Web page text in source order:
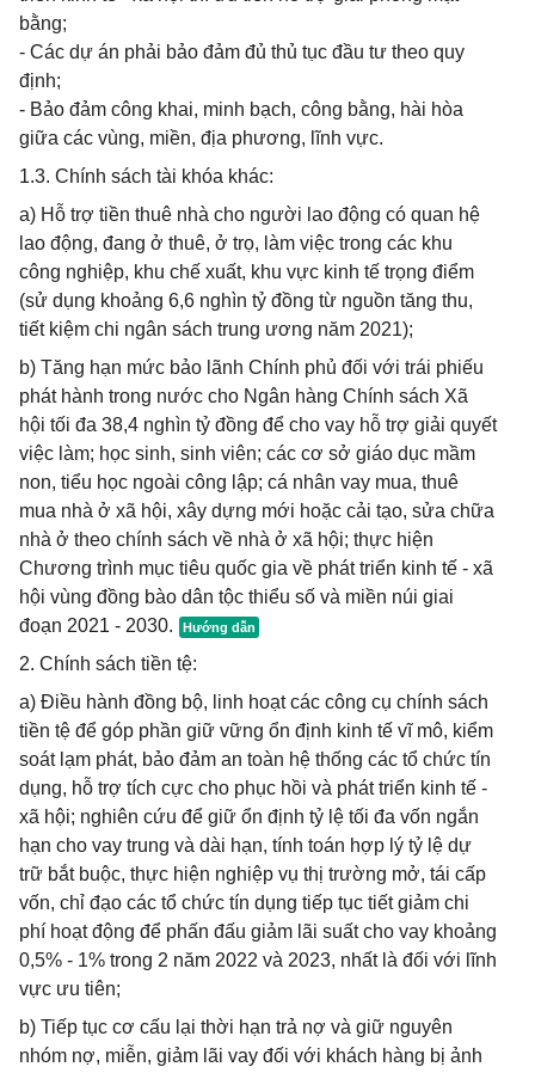
bằng;
- Các dự án phải bảo đảm đủ thủ tục đầu tư theo quy
định;
- Bảo đảm công khai, minh bạch, công bằng, hài hòa
giữa các vùng, miền, địa phương, lĩnh vực.
1.3. Chính sách tài khóa khác:
a) Hỗ trợ tiền thuê nhà cho người lao động có quan hệ
lao động, đang ở thuê, ở trọ, làm việc trong các khu
công nghiệp, khu chế xuất, khu vực kinh tế trọng điểm
(sử dụng khoảng 6,6 nghìn tỷ đồng từ nguồn tăng thu,
tiết kiệm chi ngân sách trung ương năm 2021);
b) Tăng hạn mức bảo lãnh Chính phủ đối với trái phiếu
phát hành trong nước cho Ngân hàng Chính sách Xã
hội tối đa 38,4 nghìn tỷ đồng để cho vay hỗ trợ giải quyết
việc làm; học sinh, sinh viên; các cơ sở giáo dục mầm
non, tiểu học ngoài công lập; cá nhân vay mua, thuê
mua nhà ở xã hội, xây dựng mới hoặc cải tạo, sửa chữa
nhà ở theo chính sách về nhà ở xã hội; thực hiện
Chương trình mục tiêu quốc gia về phát triển kinh tế - xã
hội vùng đồng bào dân tộc thiểu số và miền núi giai
đoạn 2021 - 2030.
2. Chính sách tiền tệ:
a) Điều hành đồng bộ, linh hoạt các công cụ chính sách
tiền tệ để góp phần giữ vững ổn định kinh tế vĩ mô, kiểm
soát lạm phát, bảo đảm an toàn hệ thống các tổ chức tín
dụng, hỗ trợ tích cực cho phục hồi và phát triển kinh tế -
xã hội; nghiên cứu để giữ ổn định tỷ lệ tối đa vốn ngắn
hạn cho vay trung và dài hạn, tính toán hợp lý tỷ lệ dự
trữ bắt buộc, thực hiện nghiệp vụ thị trường mở, tái cấp
vốn, chỉ đạo các tổ chức tín dụng tiếp tục tiết giảm chi
phí hoạt động để phấn đấu giảm lãi suất cho vay khoảng
0,5% - 1% trong 2 năm 2022 và 2023, nhất là đối với lĩnh
vực ưu tiên;
b) Tiếp tục cơ cấu lại thời hạn trả nợ và giữ nguyên
nhóm nợ, miễn, giảm lãi vay đối với khách hàng bị ảnh